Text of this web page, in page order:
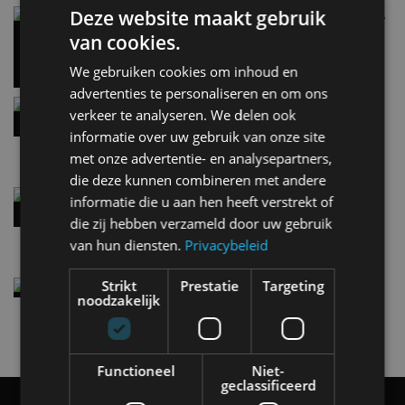
Carbon fibre op je laadkabel: nergens voor nodig,
en precies daarom geweldig
5 aug
Hennessey Blackbird krijgt atmosferische V8 en
handbak: soms is eenvoud leuker
5 aug
Audi A2 e-Tron mikt op verbruik van 12,8 kWh
per 100 kilometer
4 aug
Elektrische Geely E2 (tijdelijk) net zo goedkoop
als een Renault Twingo
Deze website maakt gebruik
van cookies.
We gebruiken cookies om inhoud en
advertenties te personaliseren en om ons
verkeer te analyseren. We delen ook
informatie over uw gebruik van onze site
met onze advertentie- en analysepartners,
die deze kunnen combineren met andere
informatie die u aan hen heeft verstrekt of
die zij hebben verzameld door uw gebruik
van hun diensten. Privacybeleid
Strikt
noodzakelijk
Prestatie Targeting
Functioneel
Niet-
geclassificeerd